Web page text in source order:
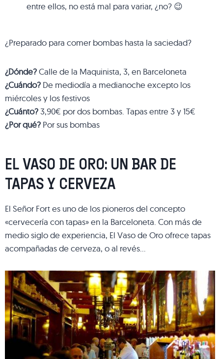
entre ellos, no está mal para variar, ¿no? 😉
¿Preparado para comer bombas hasta la saciedad?
¿Dónde?Calle de la Maquinista, 3, en Barceloneta
¿Cuándo?De mediodía a medianoche excepto los
miércoles y los festivos
¿Cuánto?3,90€ por dos bombas. Tapas entre 3 y 15€
¿Por qué?Por sus bombas
EL VASO DE ORO: UN BAR DE
TAPAS Y CERVEZA
El Señor Fort es uno de los pioneros del concepto
«cervecería con tapas» en la Barceloneta. Con más de
medio siglo de experiencia, El Vaso de Oro ofrece tapas
acompañadas de cerveza, o al revés…